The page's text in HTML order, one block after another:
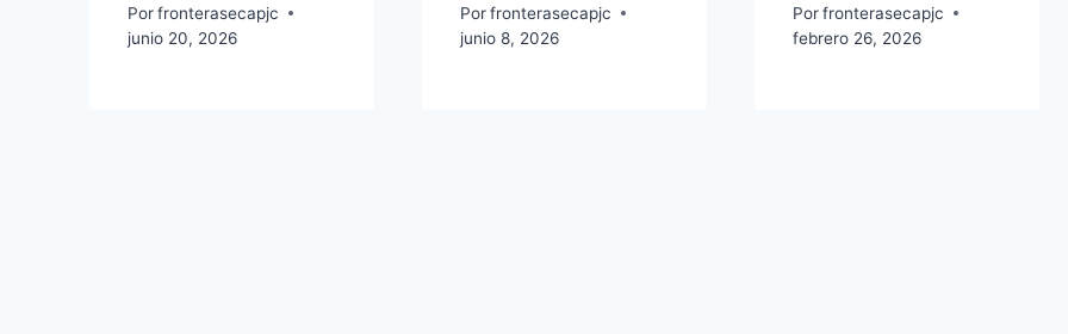
Porfronterasecapjc
junio 20, 2026
Porfronterasecapjc
junio 8, 2026
Por fronterasecapjc
febrero 26, 2026